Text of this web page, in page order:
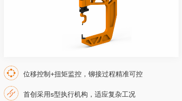
位移控制+扭矩监控，铆接过程精准可控
首创采用s型执行机构，适应复杂工况